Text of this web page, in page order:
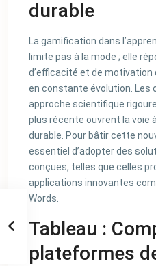
durable
La gamification dans
limite pas à la mode ; elle
d’efficacité et de
en constante évolution. Les
approche scientifique
plus récente ouvrent la voie
durable. Pour bâtir cette
essentiel d’adopter des
conçues, telles que celles
applications innovantes
Words.
Tableau :
plateformes